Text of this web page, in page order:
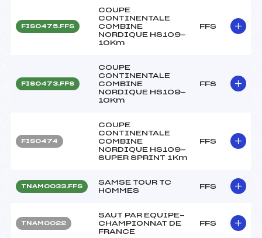
FIS0475.FFS
COUPE
CONTINENTALE
COMBINE
NORDIQUE HS109-
10Km
FFS
FIS0473.FFS
COUPE
CONTINENTALE
COMBINE
NORDIQUE HS109-
10Km
FFS
FIS0474
COUPE
CONTINENTALE
COMBINE
NORDIQUE HS109-
SUPER SPRINT 1Km
FFS
TNAM0033.FFS
SAMSE TOUR TC
HOMMES
FFS
TNAM0022
SAUT PAR EQUIPE-
CHAMPIONNAT DE
FRANCE
FFS